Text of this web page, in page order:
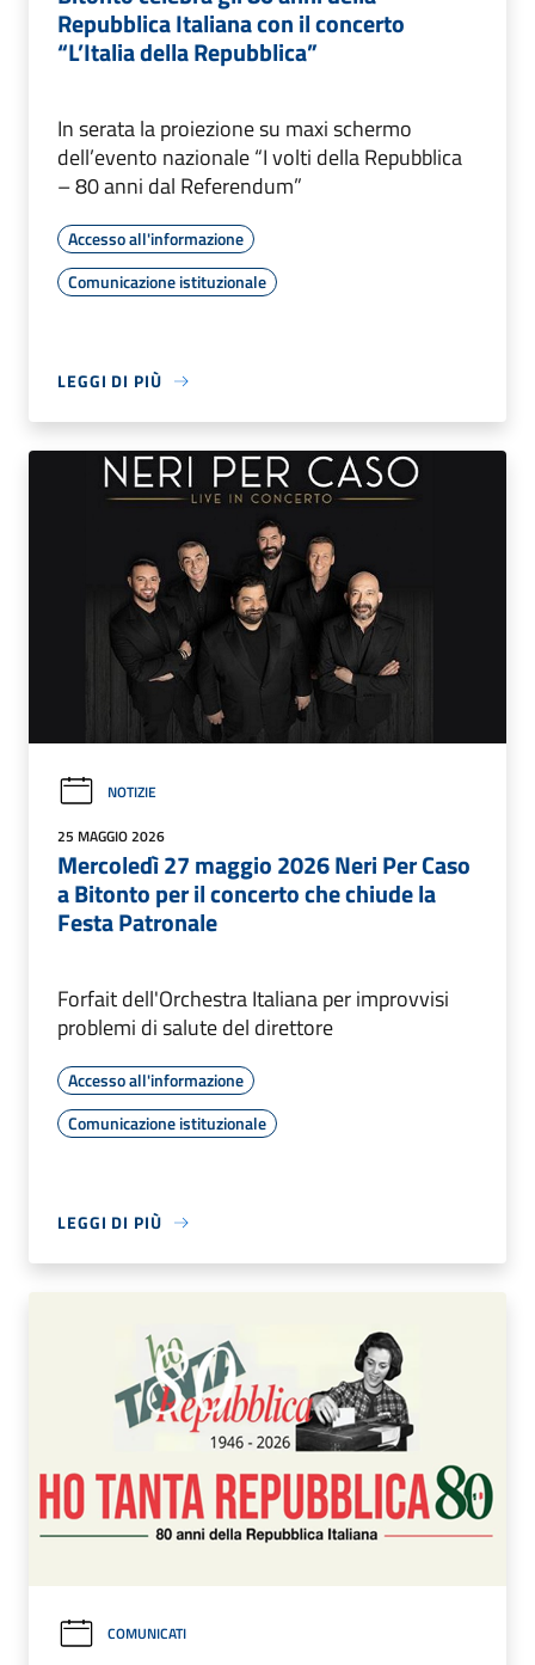
Repubblica Italiana con il concerto
“L’Italia della Repubblica”
In serata la proiezione su maxi schermo
dell’evento nazionale “I volti della Repubblica
– 80 anni dal Referendum”
Accesso all'informazione
Comunicazione istituzionale
LEGGI DI PIÙ
NOTIZIE
25 MAGGIO 2026
Mercoledì 27 maggio 2026 Neri Per Caso
a Bitonto per il concerto che chiude la
Festa Patronale
Forfait dell'Orchestra Italiana per improvvisi
problemi di salute del direttore
Accesso all'informazione
Comunicazione istituzionale
LEGGI DI PIÙ
COMUNICATI